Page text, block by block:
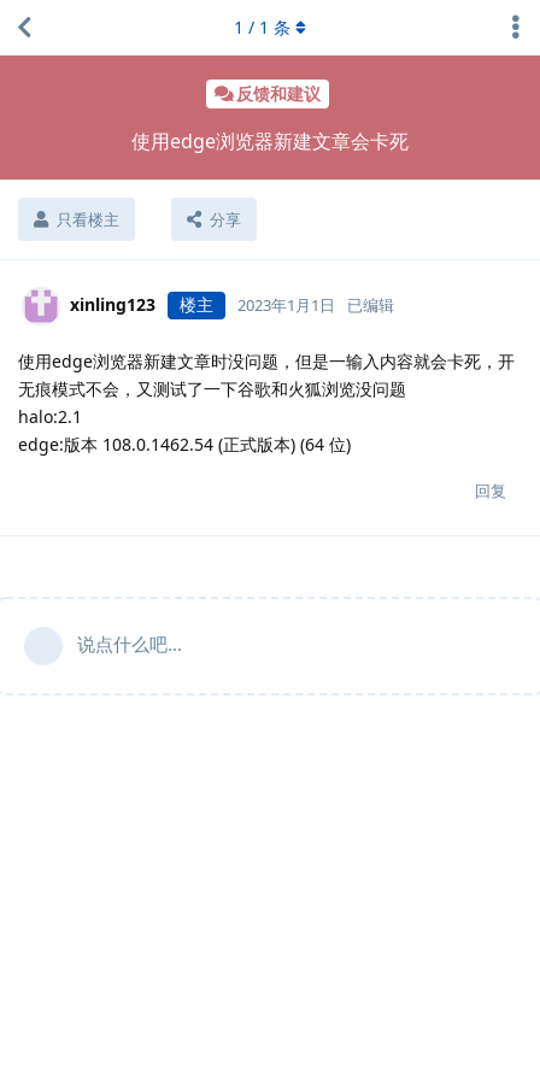
反馈和建议
使用edge浏览器新建文章会卡死
只看楼主 分享
1 / 1 条
xinling123 楼主 2023年1月1日 已编辑
使用edge浏览器新建文章时没问题，但是一输入内容就会卡死，开
无痕模式不会，又测试了一下谷歌和火狐浏览没问题
halo:2.1
edge:版本 108.0.1462.54 (正式版本) (64 位)
回复
说点什么吧...